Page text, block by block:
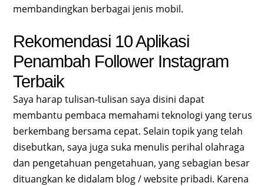
membandingkan berbagai jenis mobil.
Rekomendasi 10 Aplikasi
Penambah Follower Instagram
Terbaik
Saya harap tulisan-tulisan saya disini dapat
membantu pembaca memahami teknologi yang terus
berkembang bersama cepat. Selain topik yang telah
disebutkan, saya juga suka menulis perihal olahraga
dan pengetahuan pengetahuan, yang sebagian besar
dituangkan ke didalam blog / website pribadi. Karena